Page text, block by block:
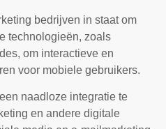
bedrijven in staat om
technologieën, zoals
om interactieve en
voor mobiele gebruikers.
naadloze integratie te
en andere digitale